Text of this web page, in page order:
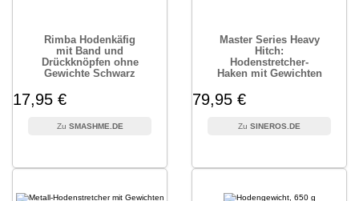
Rimba Hodenkäfig
mit Band und
Drückknöpfen ohne
Gewichte Schwarz
17,95 €
SMASHME.DE
Master Series Heavy
Hitch:
Hodenstretcher-
Haken mit Gewichten
79,95 €
SINEROS.DE